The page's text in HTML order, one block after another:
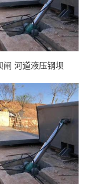
闸 河道液压钢坝